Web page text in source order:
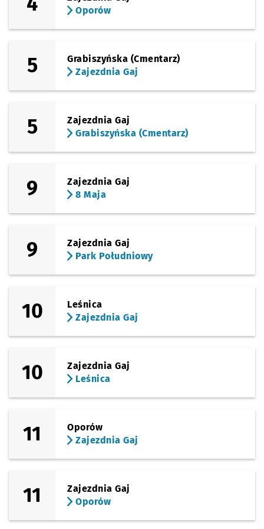
Zajezdnia GajOporów
5
Grabiszyńska (Cmentarz)
Zajezdnia Gaj
5
Zajezdnia Gaj
Grabiszyńska (Cmentarz)
9
Zajezdnia Gaj
8 Maja
9
Zajezdnia Gaj
Park Południowy
10
Leśnica
Zajezdnia Gaj
10
Zajezdnia Gaj
Leśnica
11
Oporów
Zajezdnia Gaj
11
Zajezdnia Gaj
Oporów